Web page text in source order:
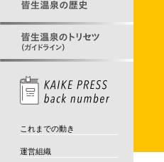
これまでの動き
運営組織